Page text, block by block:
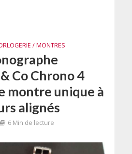
/ MONTRES
Co Chrono 4
montre unique à
alignés
6 Min de lecture